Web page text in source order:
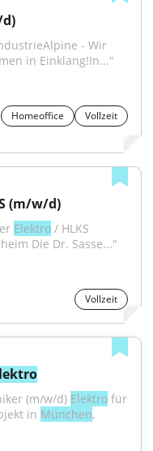
- Wir
in Einklang!In..."
Homeoffice
Vollzeit
(m/w/d)
Elektro / HLKS
Die Dr. Sasse..."
Vollzeit
(m/w/d) Elektro für
in München,